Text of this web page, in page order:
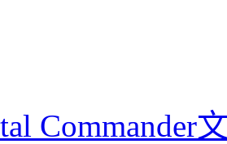
Commander